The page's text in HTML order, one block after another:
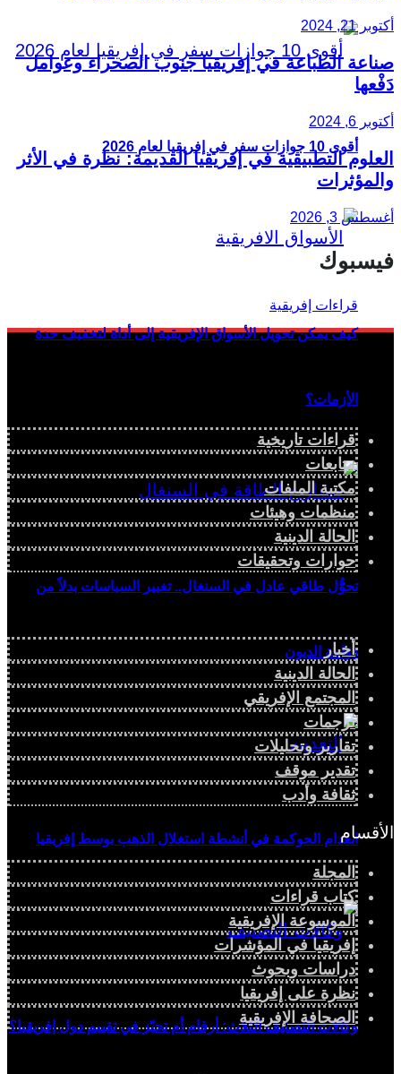
أقوى 10 جوازات سفر في إفريقيا لعام 2026
كيف يمكن تحويل الأسواق الإفريقية إلى أداة لتخفيف حدة
الأزمات؟
تحوُّل طاقي عادل في السنغال.. تغيير السياسات بدلاً من
دوّامة الديون
انعدام الحوكمة في أنشطة استغلال الذهب بوسط إفريقيا
وكالات التصنيف الثلاث: أرقام أم تحيّز في تقييم دول إفريقيا؟
أكتوبر 21, 2024
صناعة الطباعة في إفريقيا جنوب الصحراء وعوامل
دَفْعها
أكتوبر 6, 2024
العلوم التطبيقية في إفريقيا القديمة: نظرة في الأثر
والمؤثرات
أغسطس 3, 2026
فيسبوك
قراءات تاريخية
متابعات
مكتبة الملفات
منظمات وهيئات
الحالة الدينية
حوارات وتحقيقات
أخبار
الحالة الدينية
المجتمع الإفريقي
ترجمات
تقارير وتحليلات
تقدير موقف
ثقافة وأدب
الأقسام
المجلة
كتاب قراءات
الموسوعة الإفريقية
إفريقيا في المؤشرات
دراسات وبحوث
نظرة على إفريقيا
الصحافة الإفريقية